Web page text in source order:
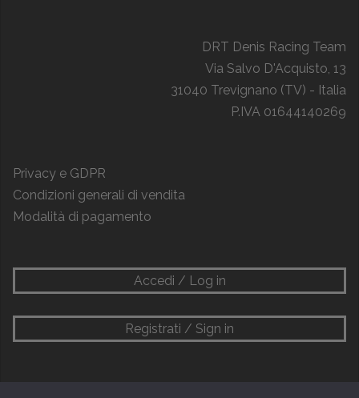
DRT Denis Racing Team
Via Salvo D'Acquisto, 13
31040 Trevignano (TV) - Italia
P.IVA 01644140269
Privacy e GDPR
Condizioni generali di vendita
Modalità di pagamento
Accedi / Log in
Registrati / Sign in